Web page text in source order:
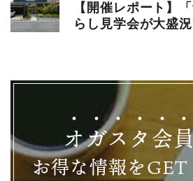
【開催レポート】
らし見学会が大盛況
オガス タ会
お得な情報を